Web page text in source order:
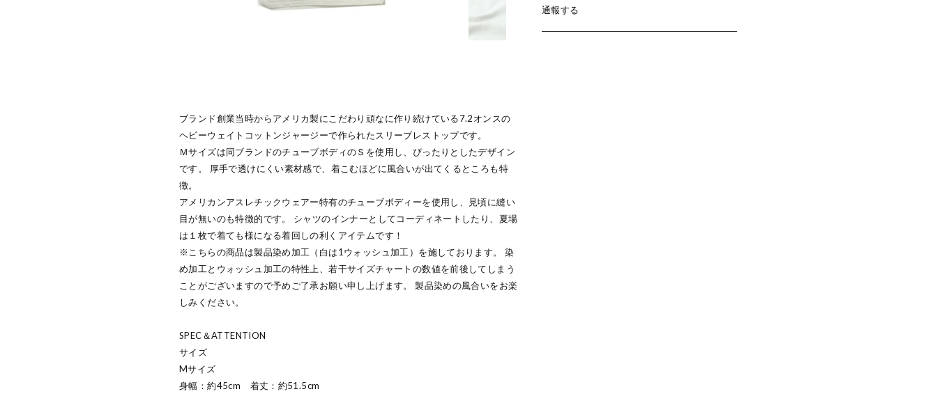
ブランド創業当時からアメリカ製にこだわり頑なに作り続けている7.2オンスの
ヘビーウェイトコットンジャージーで作られたスリーブレストップです。
Ｍサイズは同ブランドのチューブボディのＳを使用し、ぴったりとしたデザイン
です。 厚手で透けにくい素材感で、着こむほどに風合いが出てくるところも特
徴。
アメリカンアスレチックウェアー特有のチューブボディーを使用し、見頃に縫い
目が無いのも特徴的です。 シャツのインナーとしてコーディネートしたり、夏場
は１枚で着ても様になる着回しの利くアイテムです！
※こちらの商品は製品染め加工（白は1ウォッシュ加工）を施しております。 染
め加工とウォッシュ加工の特性上、若干サイズチャートの数値を前後してしまう
ことがございますので予めご了承お願い申し上げます。 製品染めの風合いをお楽
しみください。
SPEC＆ATTENTION
サイズ
Mサイズ
身幅：約45cm 着丈：約51.5cm
通報する